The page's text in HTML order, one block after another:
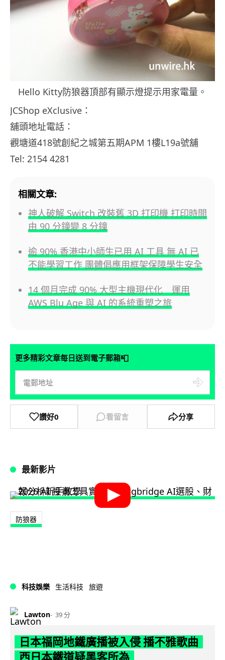
Hello Kitty防狼器頂部有顯示燈提示用家電量。
JCShop eXclusive：
舖頭地址電話：
觀塘道418號創紀之城第五期APM 1樓L19a號舖
Tel: 2154 4281
相關文章:
神人破解 Switch 改裝舊 3D 打印機 打印時間
由 90 分鐘變 8 分鐘
逾 90% 香港中小師生已用 AI 工具 無 AI 已
不能學習工作 團體倡應用框架保障學生安全
14 個月完成 90% 大型主機現代化 運用
AWS Blu Age 與 AI 的系統重塑之旅
更多精彩文章每日送到電子郵箱📮
讚好0 看留言 分享
最新影片
防狼器
科技娛樂 生活科技 旅遊
Lawton 39 分
日本福岡地鐵廣播被入侵 播不雅歌曲
西日本鐵道疑黑客所為